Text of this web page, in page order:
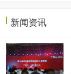
新闻资讯